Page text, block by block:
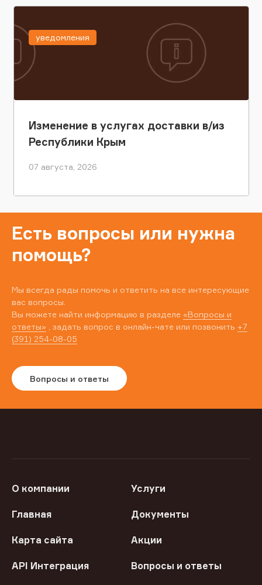
Изменение в услугах доставки в/из
Республики Крым
07 августа, 2026
уведомления
Есть вопросы или нужна
помощь?
Мы всегда рады помочь и ответить на все интересующие
вас вопросы.
Вы можете найти информацию в разделе «Вопросы и
ответы» , задать вопрос в онлайн-чате или позвонить +7
(391) 254-08-05
Вопросы и ответы
О компании Услуги
Главная Документы
Карта сайта Акции
API Интеграция Вопросы и ответы